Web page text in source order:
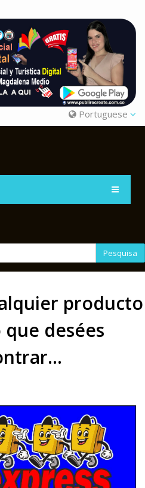
Portuguese
Pesquisa
producto
desées